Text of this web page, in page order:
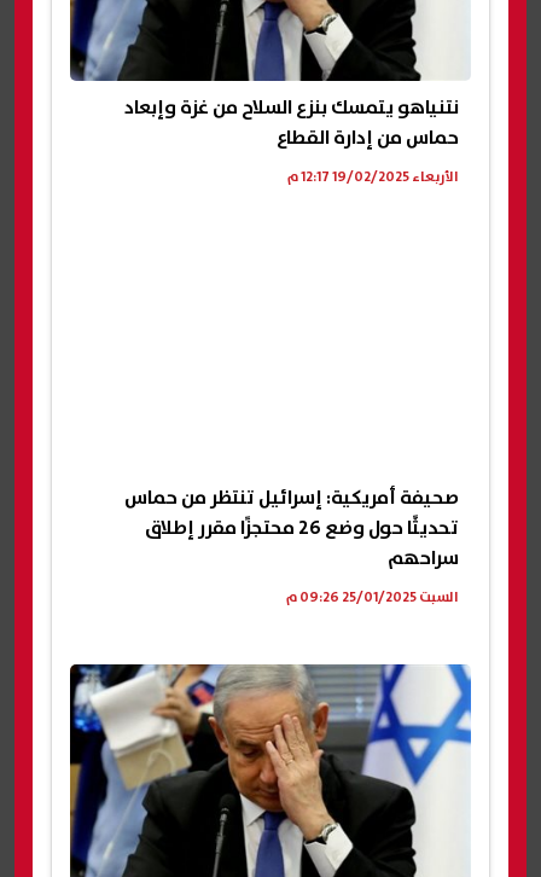
نتنياهو يتمسك بنزع السلاح من غزة وإبعاد
حماس من إدارة القطاع
الأربعاء 19/02/2025 12:17 م
صحيفة أمريكية: إسرائيل تنتظر من حماس
تحديثًا حول وضع 26 محتجزًا مقرر إطلاق
سراحهم
السبت 25/01/2025 09:26 م